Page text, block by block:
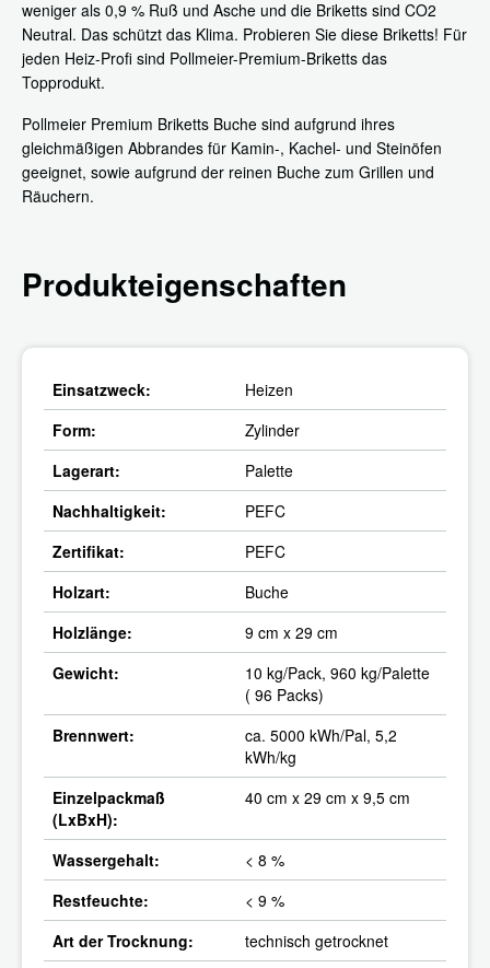
weniger als 0,9 % Ruß und Asche und die Briketts sind CO2
Neutral. Das schützt das Klima. Probieren Sie diese Briketts! Für
jeden Heiz-Profi sind Pollmeier-Premium-Briketts das
Topprodukt.
Pollmeier Premium Briketts Buche sind aufgrund ihres
gleichmäßigen Abbrandes für Kamin-, Kachel- und Steinöfen
geeignet, sowie aufgrund der reinen Buche zum Grillen und
Räuchern.
Produkteigenschaften
Einsatzweck:
Heizen
Form:
Zylinder
Lagerart:
Palette
Nachhaltigkeit:
PEFC
Zertifikat:
PEFC
Holzart:
Buche
Holzlänge:
9 cm x 29 cm
Gewicht:
10 kg/Pack, 960 kg/Palette
( 96 Packs)
Brennwert:
ca. 5000 kWh/Pal, 5,2
kWh/kg
Einzelpackmaß
(LxBxH):
40 cm x 29 cm x 9,5 cm
Wassergehalt:
< 8 %
Restfeuchte:
< 9 %
Art der Trocknung:
technisch getrocknet